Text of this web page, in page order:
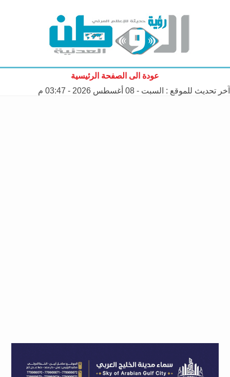
عودة الى الصفحة الرئيسية
آخر تحديث للموقع : السبت - 08 أغسطس 2026 - 03:47 م